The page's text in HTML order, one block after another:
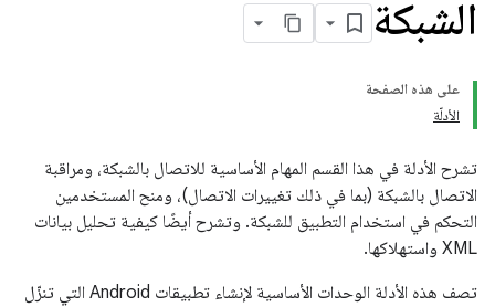
الشبكة
على هذه الصفحة
الأدلّة
تشرح الأدلة في هذا القسم المهام الأساسية للاتصال بالشبكة، ومراقبة
الاتصال بالشبكة (بما في ذلك تغييرات الاتصال)، ومنح المستخدمين
التحكم في استخدام التطبيق للشبكة. وتشرح أيضًا كيفية تحليل بيانات
XML واستهلاكها.
تصف هذه الأدلة الوحدات الأساسية لإنشاء تطبيقات Android التي تنزّل